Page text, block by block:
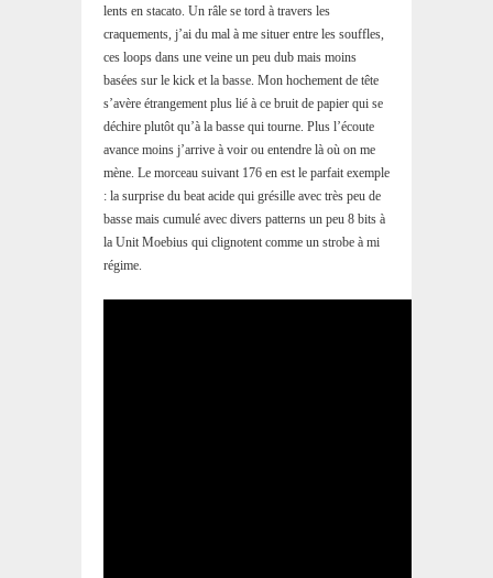
lents en stacato. Un râle se tord à travers les
craquements, j’ai du mal à me situer entre les souffles,
ces loops dans une veine un peu dub mais moins
basées sur le kick et la basse. Mon hochement de tête
s’avère étrangement plus lié à ce bruit de papier qui se
déchire plutôt qu’à la basse qui tourne. Plus l’écoute
avance moins j’arrive à voir ou entendre là où on me
mène. Le morceau suivant 176 en est le parfait exemple
: la surprise du beat acide qui grésille avec très peu de
basse mais cumulé avec divers patterns un peu 8 bits à
la Unit Moebius qui clignotent comme un strobe à mi
régime.